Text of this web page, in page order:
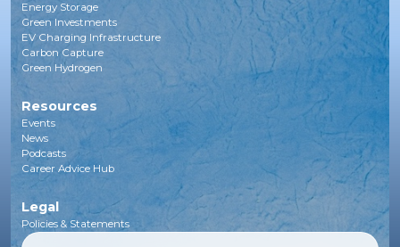
Energy Storage
Green Investments
EV Charging Infrastructure
Carbon Capture
Green Hydrogen
Resources
Events
News
Podcasts
Career Advice Hub
Legal
Policies & Statements